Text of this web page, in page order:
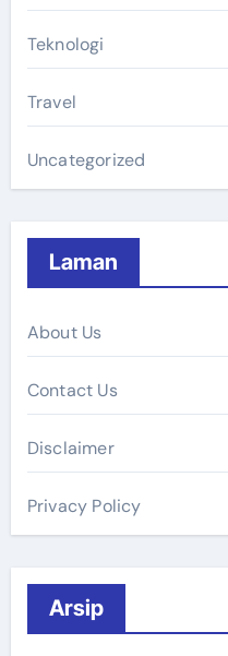
Teknologi
Travel
Uncategorized
Laman
About Us
Contact Us
Disclaimer
Privacy Policy
Arsip